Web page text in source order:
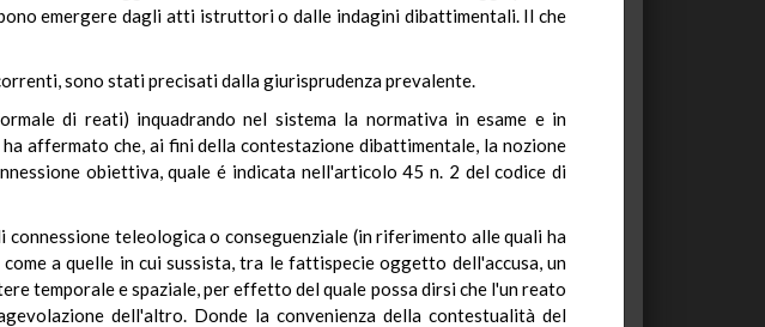
emergere dagli atti istruttori o dalle indagini dibattimentali. Il che
sono stati precisati dalla giurisprudenza prevalente.
di reati) inquadrando nel sistema la normativa in esame e in
affermato che, ai fini della contestazione dibattimentale, la nozione
obiettiva, quale é indicata nell'articolo 45 n. 2 del codice di
teleologica o conseguenziale (in riferimento alle quali ha
a quelle in cui sussista, tra le fattispecie oggetto dell'accusa, un
temporale e spaziale, per effetto del quale possa dirsi che l'un reato
dell'altro. Donde la convenienza della contestualità del